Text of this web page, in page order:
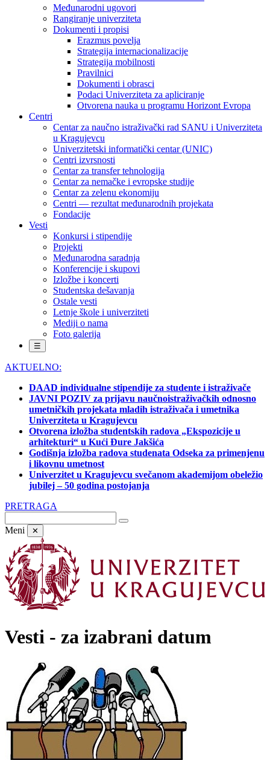
Međunarodni ugovori
Rangiranje univerziteta
Dokumenti i propisi
Erazmus povelja
Strategija internacionalizacije
Strategija mobilnosti
Pravilnici
Dokumenti i obrasci
Podaci Univerziteta za apliciranje
Otvorena nauka u programu Horizont Evropa
Centri
Centar za naučno istraživački rad SANU i Univerziteta
u Kragujevcu
Univerzitetski informatički centar (UNIC)
Centri izvrsnosti
Centar za transfer tehnologija
Centar za nemačke i evropske studije
Centar za zelenu ekonomiju
Centri — rezultat međunarodnih projekata
Fondacije
Vesti
Konkursi i stipendije
Projekti
Međunarodna saradnja
Konferencije i skupovi
Izložbe i koncerti
Studentska dešavanja
Ostale vesti
Letnje škole i univerziteti
Mediji o nama
Foto galerija
☰
AKTUELNO:
DAAD individualne stipendije za studente i istraživače
JAVNI POZIV za prijavu naučnoistraživačkih odnosno
umetničkih projekata mladih istraživača i umetnika
Univerziteta u Kragujevcu
Otvorena izložba studentskih radova „Ekspozicije u
arhitekturi“ u Kući Đure Jakšića
Godišnja izložba radova studenata Odseka za primenjenu
i likovnu umetnost
Univerzitet u Kragujevcu svečanom akademijom obeležio
jubilej – 50 godina postojanja
PRETRAGA
Meni ✕
Vesti - za izabrani datum